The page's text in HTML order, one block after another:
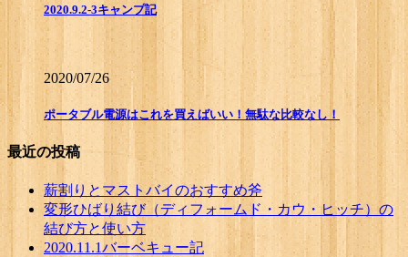
2020.9.2-3キャンプ記
2020/07/26
ポータブル電源はこれを買えばいい！無駄な比較なし！
最近の投稿
薪割りとマストバイのおすすめ斧
変形ひばり結び（ディフォームド・カウ・ヒッチ）の
結び方と使い方
2020.11.1バーベキュー記